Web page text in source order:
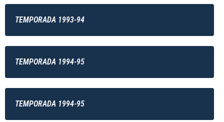
TEMPORADA 1993-94
TEMPORADA 1994-95
TEMPORADA 1994-95